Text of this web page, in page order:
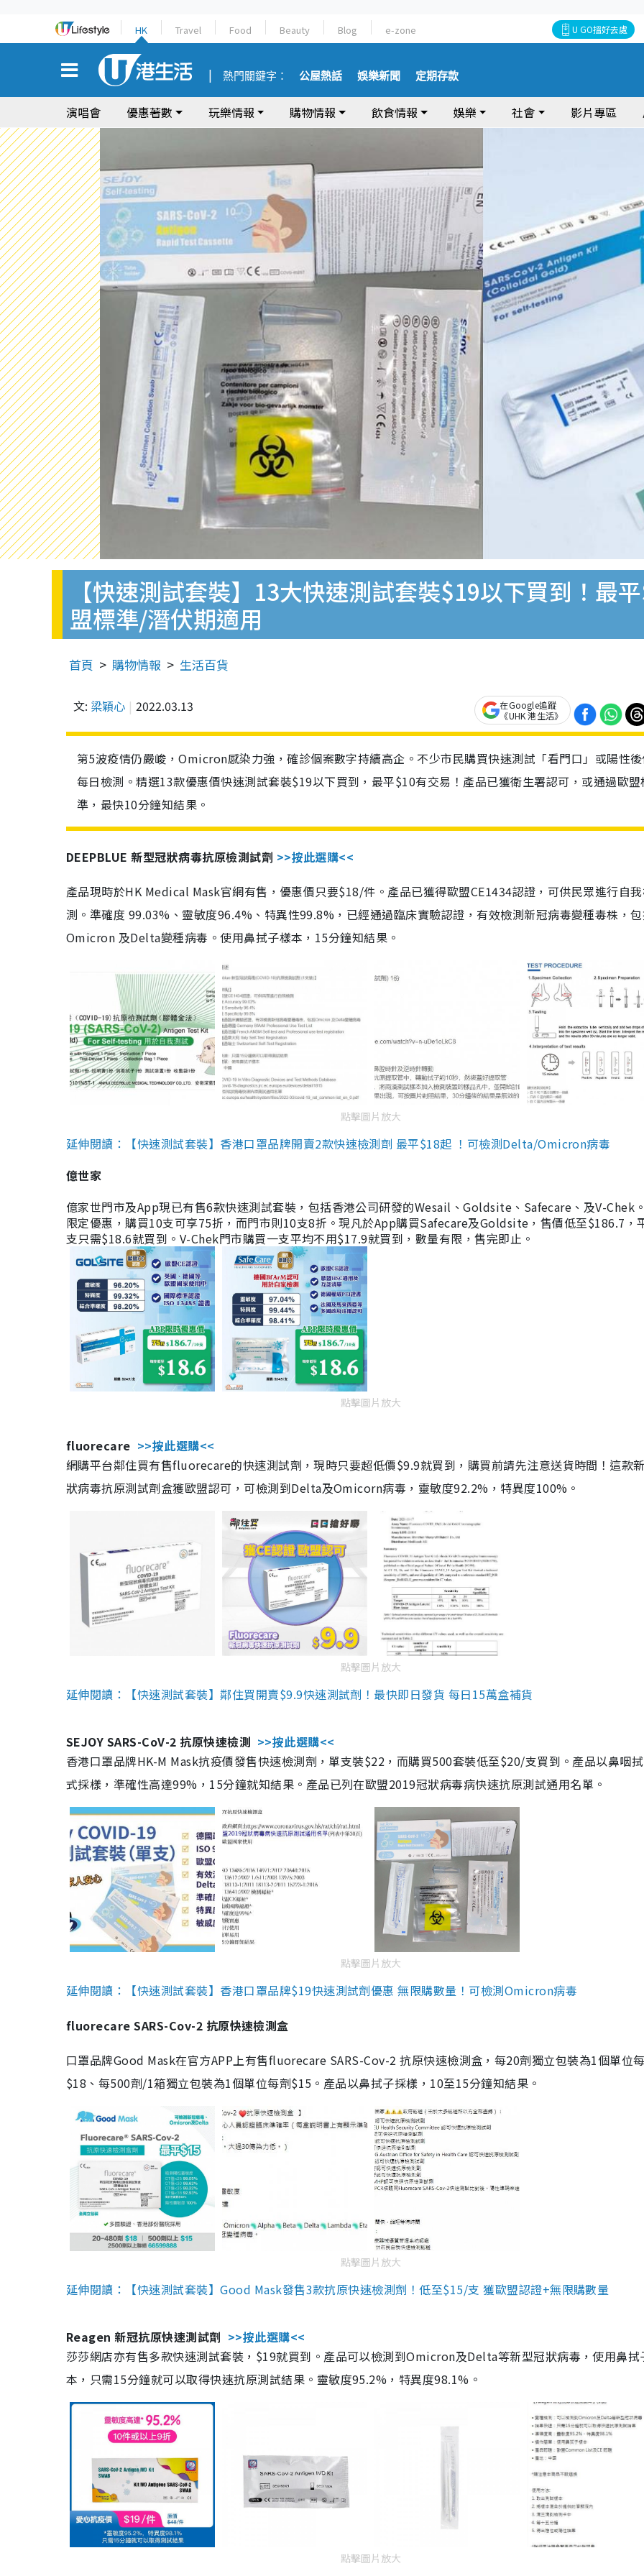
HK Travel Food Beauty Blog e-zone U GO搵好去處
熱門關鍵字： 公屋熱話 娛樂新聞 定期存款
演唱會 優惠著數 玩樂情報 購物情報 飲食情報 娛樂 社會 影片專區
【快速測試套裝】13大快速測試套裝$19以下買到！最
盟標準/潛伏期適用
首頁 購物情報 生活百貨
文: 梁穎心 2022.03.13
在Google追蹤
《UHK 港生活》
第5波疫情仍嚴峻，Omicron感染力強，確診個案數字持續高企。不少市民購買快速測試「看門口」或陽性
每日檢測。精選13款優惠價快速測試套裝$19以下買到，最平$10有交易！產品已獲衛生署認可，或通過歐盟
準，最快10分鐘知結果。
DEEPBLUE 新型冠狀病毒抗原檢測試劑 >>按此選購<<
產品現時於HK Medical Mask官網有售，優惠價只要$18/件。產品已獲得歐盟CE1434認證，可供民眾進行自
測。準確度 99.03%、靈敏度96.4%、特異性99.8%，已經通過臨床實驗認證，有效檢測新冠病毒變種毒株，
Omicron 及Delta變種病毒。使用鼻拭子樣本，15分鐘知結果。
點擊圖片放大
延伸閱讀：【快速測試套裝】香港口罩品牌開賣2款快速檢測劑 最平$18起 ！可檢測Delta/Omicron病毒
億世家
億家世門市及App現已有售6款快速測試套裝，包括香港公司研發的Wesail、Goldsite、Safecare、及V-Chek
限定優惠，購買10支可享75折，而門市則10支8折。現凡於App購買Safecare及Goldsite，售價低至$186.7，
支只需$18.6就買到。V-Chek門市購買一支平均不用$17.9就買到，數量有限，售完即止。
點擊圖片放大
fluorecare >>按此選購<<
網購平台鄰住買有售fluorecare的快速測試劑，現時只要超低價$9.9就買到，購買前請先注意送貨時間！這款
狀病毒抗原測試劑盒獲歐盟認可，可檢測到Delta及Omicorn病毒，靈敏度92.2%，特異度100%。
點擊圖片放大
延伸閱讀：【快速測試套裝】鄰住買開賣$9.9快速測試劑！最快即日發貨 每日15萬盒補貨
SEJOY SARS-CoV-2 抗原快速檢測 >>按此選購<<
香港口罩品牌HK-M Mask抗疫價發售快速檢測劑，單支裝$22，而購買500套裝低至$20/支買到。產品以鼻咽
式採樣，準確性高達99%，15分鐘就知結果。產品已列在歐盟2019冠狀病毒病快速抗原測試通用名單。
點擊圖片放大
延伸閱讀：【快速測試套裝】香港口罩品牌$19快速測試劑優惠 無限購數量！可檢測Omicron病毒
fluorecare SARS-Cov-2 抗原快速檢測盒
口罩品牌Good Mask在官方APP上有售fluorecare SARS-Cov-2 抗原快速檢測盒，每20劑獨立包裝為1個單位
$18、每500劑/1箱獨立包裝為1個單位每劑$15。產品以鼻拭子採樣，10至15分鐘知結果。
點擊圖片放大
延伸閱讀：【快速測試套裝】Good Mask發售3款抗原快速檢測劑！低至$15/支 獲歐盟認證+無限購數量
Reagen 新冠抗原快速測試劑 >>按此選購<<
莎莎網店亦有售多款快速測試套裝，$19就買到。產品可以檢測到Omicron及Delta等新型冠狀病毒，使用鼻拭
本，只需15分鐘就可以取得快速抗原測試結果。靈敏度95.2%，特異度98.1%。
點擊圖片放大